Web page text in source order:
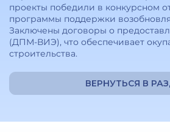
проекты победили в конкурсном
программы поддержки
Заключены договоры о
(ДПМ-ВИЭ), что обеспечивает
строительства.
ВЕРНУТЬСЯ В